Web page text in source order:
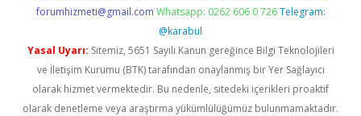
forumhizmeti@gmail.com Whatsapp: 0262 606 0 726 Telegram:
@karabul
Yasal Uyarı: Sitemiz, 5651 Sayılı Kanun gereğince Bilgi Teknolojileri
ve İletişim Kurumu (BTK) tarafından onaylanmış bir Yer Sağlayıcı
olarak hizmet vermektedir. Bu nedenle, sitedeki içerikleri proaktif
olarak denetleme veya araştırma yükümlülüğümüz bulunmamaktadır.